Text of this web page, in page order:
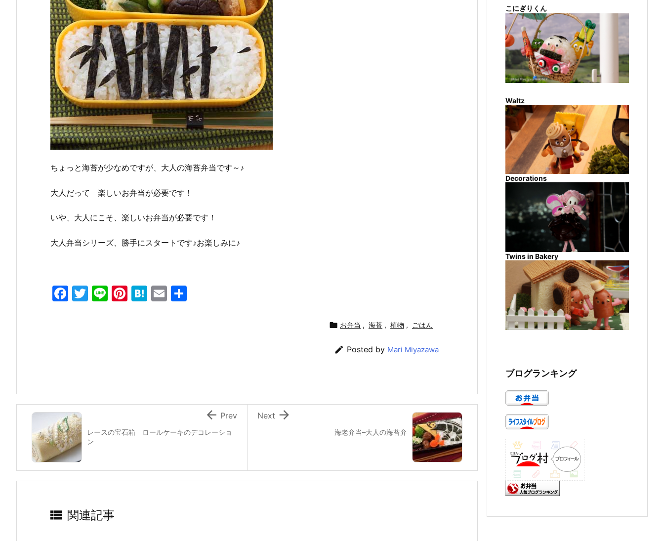
ちょっと海苔が少なめですが、大人の海苔弁当です～♪
大人だって 楽しいお弁当が必要です！
いや、大人にこそ、楽しいお弁当が必要です！
大人弁当シリーズ、勝手にスタートです♪お楽しみに♪
F
k
T
Li Pi H
E
 お弁当 , 海苔 , 植物 , ごはん
 Posted by Mari Miyazawa
海老弁当–大人の海苔弁

Next
レースの宝石箱 ロールケーキのデコレーショ
ン
 Prev
 関連記事
こにぎりくん
Waltz
Decorations
Twins in Bakery
ブログランキング